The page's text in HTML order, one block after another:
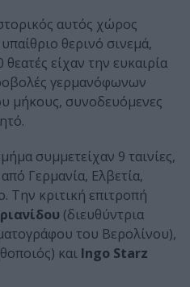
αυτός χώρος
θερινό σινεμά,
είχαν την ευκαιρία
γερμανόφωνων
μήκους, συνοδευόμενες
συμμετείχαν 9 ταινίες,
Γερμανία, Ελβετία,
Την κριτική επιτροπή
(διευθύντρια
του Βερολίνου),
και Ingo Starz